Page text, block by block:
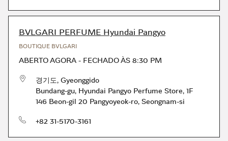
BVLGARI PERFUME Hyundai Pangyo
BOUTIQUE BVLGARI
ABERTO AGORA - FECHADO ÀS 8:30 PM
경기도, Gyeonggido
Bundang-gu, Hyundai Pangyo Perfume Store, 1F
146 Beon-gil 20 Pangyoyeok-ro, Seongnam-si
telefone+82 31-5170-3161